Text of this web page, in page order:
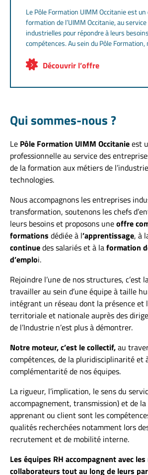
Le Pôle Formation UIMM Occitanie est un
formation de l’UIMM Occitanie, au
industrielles pour répondre à leurs
compétences. Au sein du Pôle
Découvrir l’offre
Qui sommes-nous ?
Le Pôle Formation UIMM Occitanieest
professionnelle au service des
de la formation aux métiers de
technologies.
Nous accompagnons les entreprises
transformation, soutenons les chefs
leurs besoins et proposons uneoffre
formations dédiée à l’apprentissage, à
continuedes salariés et à laformation
d’emploi.
Rejoindre l’une de nos structures, c’est
travailler au sein d’une équipe à taille
intégrant un réseau dont la présence
territoriale et nationale auprès des
de l’Industrie n’est plus à démontrer.
Notre moteur, c’est le collectif,au
compétences, de la pluridisciplinarité et
complémentarité de nos équipes.
La rigueur, l’implication, le sens du
accompagnement, transmission) et de
apprenant ou client sont les
qualités recherchées notamment lors
recrutement et de mobilité interne.
Les équipes RH accompagnent avec
collaborateurs tout au long de leurs